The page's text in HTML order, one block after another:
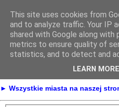
Praca
► KONTAKT ► REKLAMA
► Praca Oferty pracy na terenie
► Wszystkie miasta na naszej
This site uses cookies from
and to analyze traffic. Your IP
shared with Google along with
metrics to ensure quality of
statistics, and to detect and
LEARN MORE